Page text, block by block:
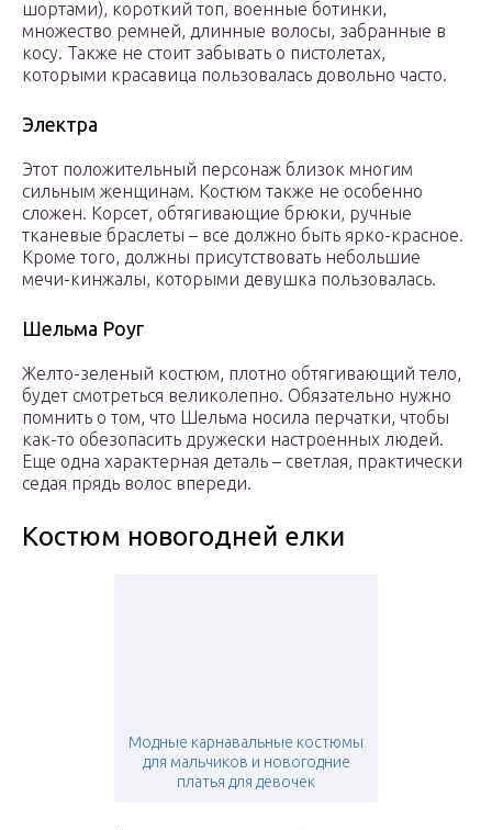
шортами), короткий топ, военные ботинки,
множество ремней, длинные волосы, забранные в
косу. Также не стоит забывать о пистолетах,
которыми красавица пользовалась довольно часто.
Электра
Этот положительный персонаж близок многим
сильным женщинам. Костюм также не особенно
сложен. Корсет, обтягивающие брюки, ручные
тканевые браслеты – все должно быть ярко-красное.
Кроме того, должны присутствовать небольшие
мечи-кинжалы, которыми девушка пользовалась.
Шельма Роуг
Желто-зеленый костюм, плотно обтягивающий тело,
будет смотреться великолепно. Обязательно нужно
помнить о том, что Шельма носила перчатки, чтобы
как-то обезопасить дружески настроенных людей.
Еще одна характерная деталь – светлая, практически
седая прядь волос впереди.
Костюм новогодней елки
Модные карнавальные костюмы
для мальчиков и новогодние
платья для девочек